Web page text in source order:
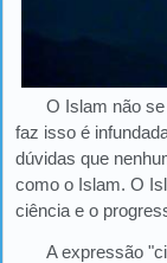
O Islam não
faz isso é
dúvidas que
como o Islam. O
ciência e o
A expressão